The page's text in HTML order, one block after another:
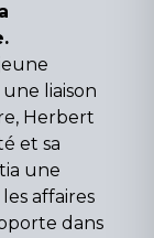
liaison
Herbert
et sa
une
affaires
dans